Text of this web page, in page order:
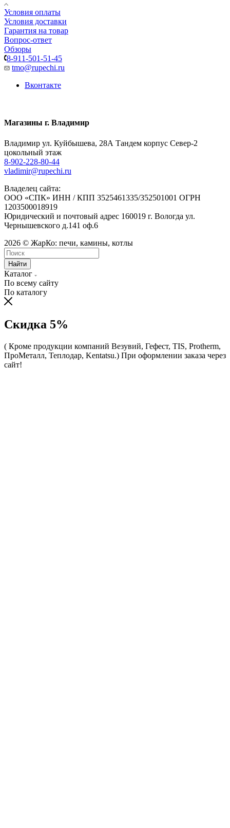
Условия оплаты
Условия доставки
Гарантия на товар
Вопрос-ответ
Обзоры
8-911-501-51-45
tmo@rupechi.ru
Вконтакте
Магазины г. Владимир
Владимир ул. Куйбышева, 28А Тандем корпус Север-2
цокольный этаж
8-902-228-80-44
vladimir@rupechi.ru
Владелец сайта:
ООО «СПК» ИНН / КПП 3525461335/352501001 ОГРН
1203500018919
Юридический и почтовый адрес 160019 г. Вологда ул.
Чернышевского д.141 оф.6
2026 © ЖарКо: печи, камины, котлы
Найти
Каталог
По всему сайту
По каталогу
Скидка 5%
( Кроме продукции компаний Везувий, Гефест, TIS, Protherm,
ПроМеталл, Теплодар, Kentatsu.) При оформлении заказа через
сайт!